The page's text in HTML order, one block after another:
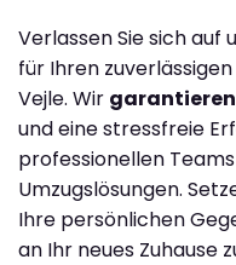
Verlassen Sie sich auf
für Ihren
Vejle. Wir
und eine stressfreie
professionellen
Umzugslösungen.
Ihre persönlichen
an Ihr neues Zuhause